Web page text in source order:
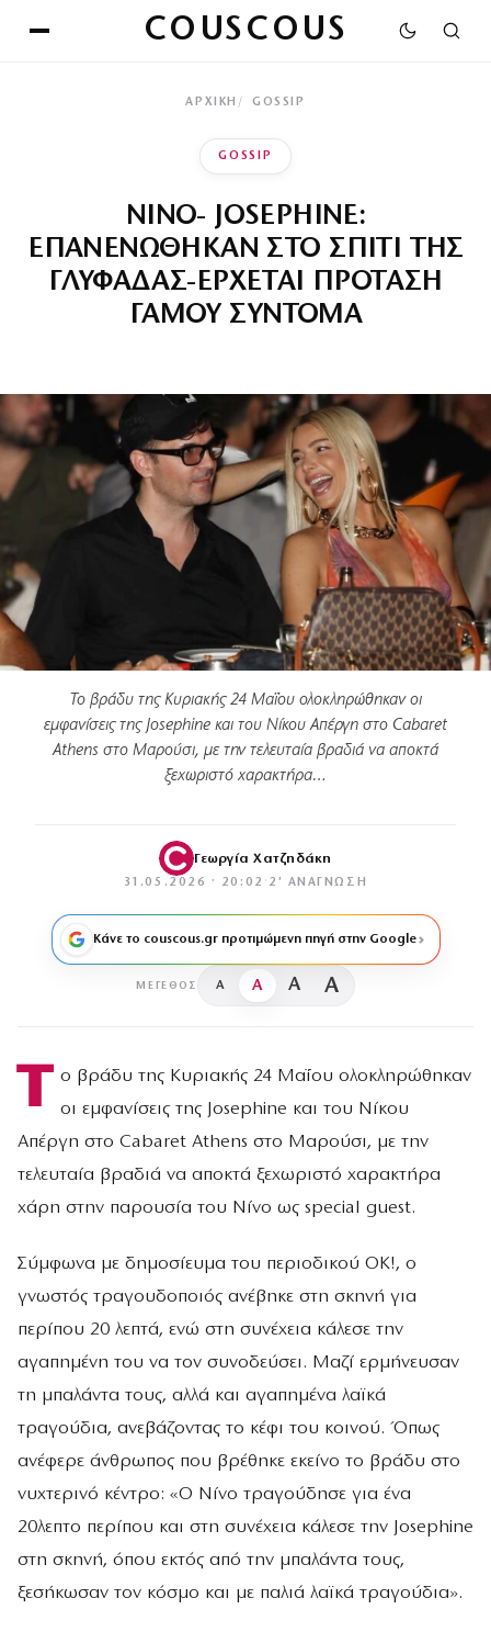
COUSCOUS
ΑΡΧΙΚΉ GOSSIP
GOSSIP
ΝΙΝΟ- JOSEPHINE:
ΕΠΑΝΕΝΩΘΗΚΑΝ ΣΤΟ ΣΠΙΤΙ ΤΗΣ
ΓΛΥΦΑΔΑΣ-ΕΡΧΕΤΑΙ ΠΡΟΤΑΣΗ
ΓΑΜΟΥ ΣΥΝΤΟΜΑ
Το βράδυ της Κυριακής 24 Μαΐου ολοκληρώθηκαν οι
εμφανίσεις της Josephine και του Νίκου Απέργη στο Cabaret
Athens στο Μαρούσι, με την τελευταία βραδιά να αποκτά
ξεχωριστό χαρακτήρα…
Γεωργία Χατζηδάκη
31.05.2026 · 20:02 · 2′ ΑΝΆΓΝΩΣΗ
Κάνε το couscous.gr προτιμώμενη πηγή στην Google
ΜΈΓΕΘΟΣ A A A A
Τ ο βράδυ της Κυριακής 24 Μαΐου ολοκληρώθηκαν
οι εμφανίσεις της Josephine και του Νίκου
Απέργη στο Cabaret Athens στο Μαρούσι, με την
τελευταία βραδιά να αποκτά ξεχωριστό χαρακτήρα
χάρη στην παρουσία του Νίνο ως special guest.
Σύμφωνα με δημοσίευμα του περιοδικού ΟΚ!, ο
γνωστός τραγουδοποιός ανέβηκε στη σκηνή για
περίπου 20 λεπτά, ενώ στη συνέχεια κάλεσε την
αγαπημένη του να τον συνοδεύσει. Μαζί ερμήνευσαν
τη μπαλάντα τους, αλλά και αγαπημένα λαϊκά
τραγούδια, ανεβάζοντας το κέφι του κοινού. Όπως
ανέφερε άνθρωπος που βρέθηκε εκείνο το βράδυ στο
νυχτερινό κέντρο: «Ο Νίνο τραγούδησε για ένα
20λεπτο περίπου και στη συνέχεια κάλεσε την Josephine
στη σκηνή, όπου εκτός από την μπαλάντα τους,
ξεσήκωσαν τον κόσμο και με παλιά λαϊκά τραγούδια».